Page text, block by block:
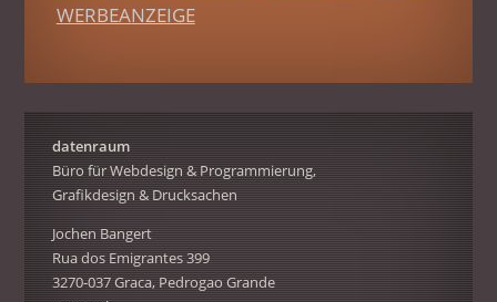
WERBEANZEIGE
datenraum
Büro für Webdesign & Programmierung,
Grafikdesign & Drucksachen
Jochen Bangert
Rua dos Emigrantes 399
3270-037 Graca, Pedrogao Grande